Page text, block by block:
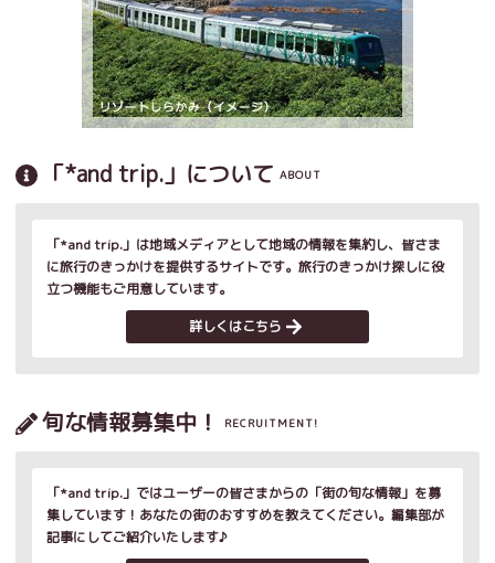
「*and trip.」について ABOUT
「*and trip.」は地域メディアとして地域の情報を集約し、皆さま
に旅行のきっかけを提供するサイトです。旅行のきっかけ探しに役
立つ機能もご用意しています。
詳しくはこちら
旬な情報募集中！ RECRUITMENT!
「*and trip.」ではユーザーの皆さまからの「街の旬な情報」を募
集しています！あなたの街のおすすめを教えてください。編集部が
記事にしてご紹介いたします♪